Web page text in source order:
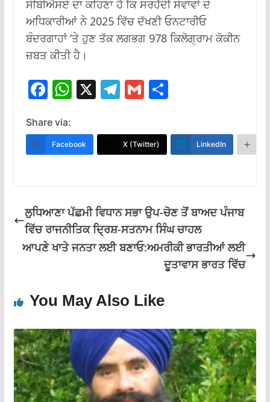
ਸੀਬੀਐਸਏ ਦਾ ਕਹਿਣਾ ਹੈ ਕਿ ਸਰਹੱਦੀ ਸੇਵਾਵਾਂ ਦੇ
ਅਧਿਕਾਰੀਆਂ ਨੇ 2025 ਵਿੱਚ ਦੱਖਣੀ ਓਨਟਾਰੀਓ
ਬੰਦਰਗਾਹਾਂ ‘ਤੇ ਹੁਣ ਤੱਕ ਲਗਭਗ 978 ਕਿਲੋਗ੍ਰਾਮ ਕੋਕੀਨ
ਜ਼ਬਤ ਕੀਤੀ ਹੈ।
F
e
b
k
W
at
s
p
X T
e
gr
G
ai
l
S
ar
e
Share via:
Facebook X (Twitter) LinkedIn
ਲੁਧਿਆਣਾ ਪੱਛਮੀ ਵਿਧਾਨ ਸਭਾ ਉਪ-ਚੋਣ ਤੋਂ ਬਾਅਦ ਪੰਜਾਬ
ਵਿੱਚ ਰਾਜਨੀਤਿਕ ਦ੍ਰਿਸ਼-ਸਤਨਾਮ ਸਿੰਘ ਚਾਹਲ
ਆਪਣੇ ਖਾਤੇ ਜਨਤਾ ਲਈ ਬਣਾਓ:ਅਮਰੀਕੀ ਭਾਰਤੀਆਂ ਲਈ
ਦੂਤਾਵਾਸ ਭਾਰਤ ਵਿੱਚ
You May Also Like